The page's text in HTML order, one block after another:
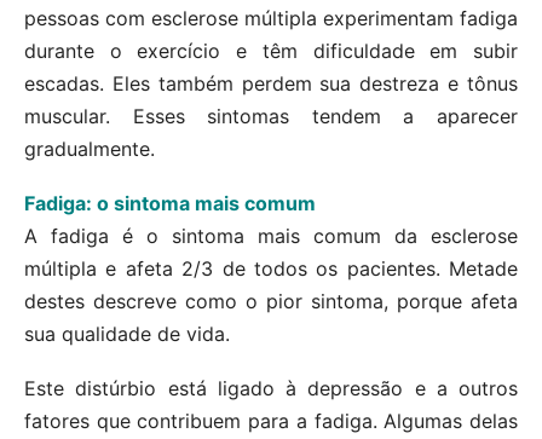
pessoas com esclerose múltipla experimentam fadiga
durante o exercício e têm dificuldade em subir
escadas. Eles também perdem sua destreza e tônus
muscular. Esses sintomas tendem a aparecer
gradualmente.
Fadiga: o sintoma mais comum
A fadiga é o sintoma mais comum da esclerose
múltipla e afeta 2/3 de todos os pacientes. Metade
destes descreve como o pior sintoma, porque afeta
sua qualidade de vida.
Este distúrbio está ligado à depressão e a outros
fatores que contribuem para a fadiga. Algumas delas